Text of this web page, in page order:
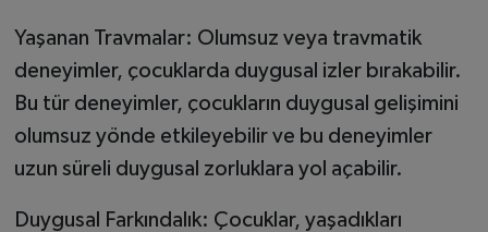
Yaşanan Travmalar: Olumsuz veya travmatik
deneyimler, çocuklarda duygusal izler bırakabilir.
Bu tür deneyimler, çocukların duygusal gelişimini
olumsuz yönde etkileyebilir ve bu deneyimler
uzun süreli duygusal zorluklara yol açabilir.
Duygusal Farkındalık: Çocuklar, yaşadıkları